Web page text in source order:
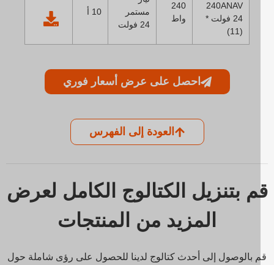
240ANAV
24 فولت *
240
مستمر
احصل على عرض أسعار فوري
العودة إلى الفهرس
بتنزيل الكتالوج الكامل لعرض
المزيد من المنتجات
بالوصول إلى أحدث كتالوج لدينا للحصول على رؤى شاملة حول